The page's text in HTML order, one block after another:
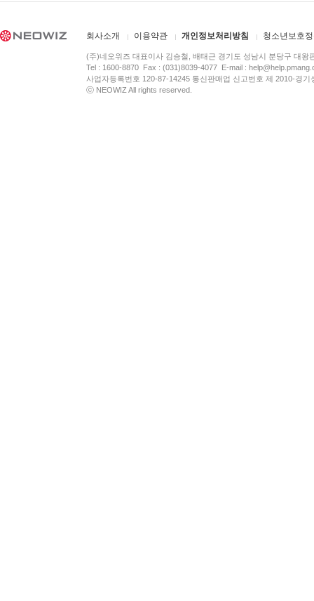
회사소개 이용약관 개인정보처리방침 청소년보호
(주)네오위즈 대표이사 김승철, 배태근 경기도 성남시 분당구 대왕
Tel : 1600-8870 Fax : (031)8039-4077 E-mail :
사업자등록번호 120-87-14245 통신판매업 신고번호 제 2010-경
ⓒ NEOWIZ All rights reserved.